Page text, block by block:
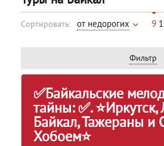
Сортировать: от недорогих 9
Фильтр
✅Байкальские
тайны: ✅. ⭐Иркутск,
Байкал, Тажераны и
Хобоем⭐